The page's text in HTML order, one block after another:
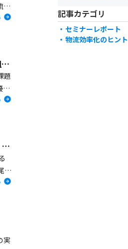
は
め
サステナブルサプライチェーンとは？環境負荷を軽減する具体的な取り組みと課題
題
先
ス
【セミナーレポート】加工食品物流・大改革の旗手に聴く「垂直・水平・斜め連携」と組織改革の勘所
仁
織
実
記事カテゴリ
セミナーレポート
物流効率化のヒント